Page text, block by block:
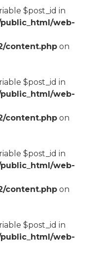
$post_id in
web-
content.phpon
$post_id in
web-
content.phpon
$post_id in
web-
content.phpon
$post_id in
web-